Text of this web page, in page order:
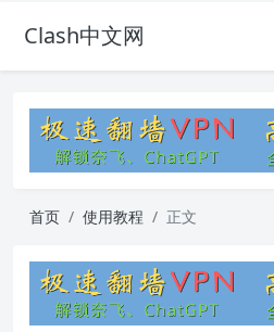
Clash中文网
首页 使用教程 正文